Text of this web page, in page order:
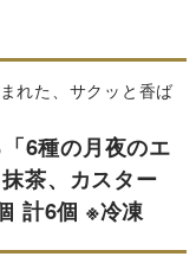
れた、サクッと香ば
6種の月夜のエ
茶、カスター
計6個 ※冷凍